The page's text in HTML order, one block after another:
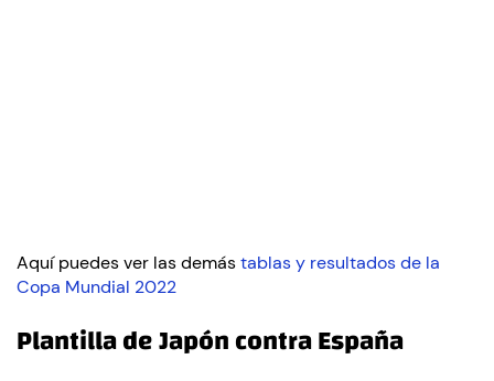
Aquí puedes ver las demástablas y resultados de la
Copa Mundial 2022
Plantilla de Japón contra España